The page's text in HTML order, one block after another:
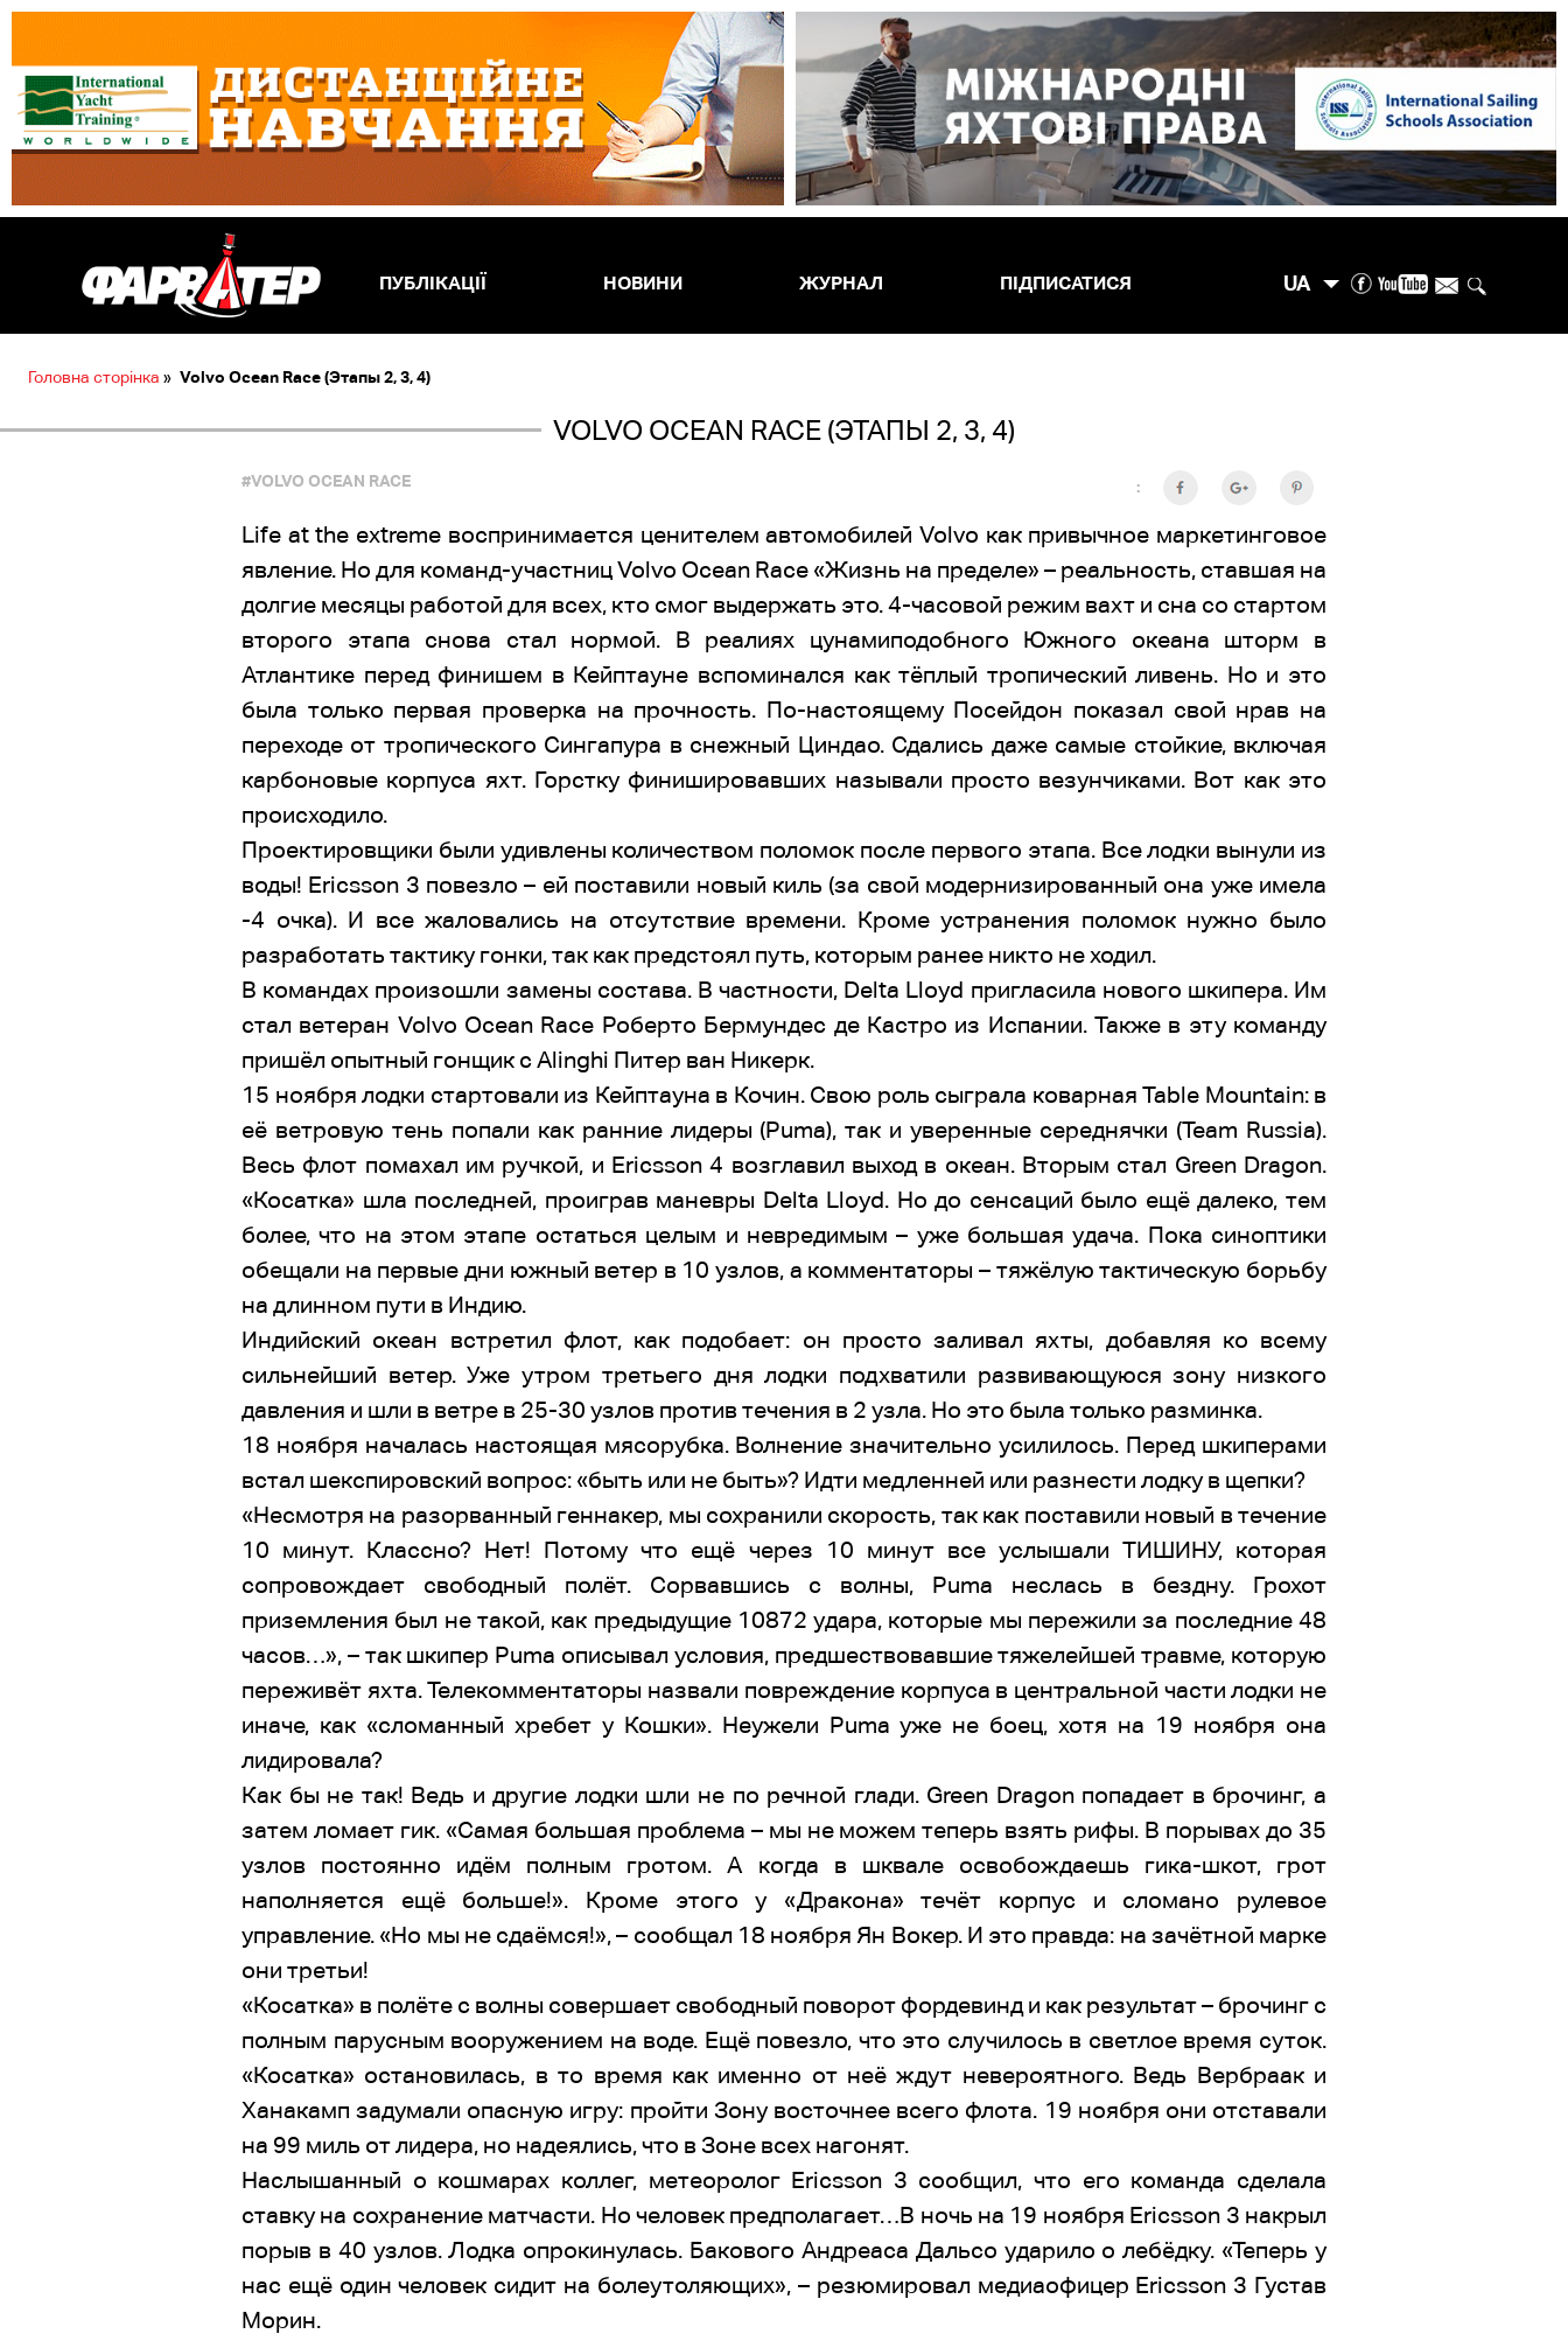
ПУБЛІКАЦІЇ НОВИНИ ЖУРНАЛ ПІДПИСАТИСЯ UA
Головна сторінка » Volvo Ocean Race (Этапы 2, 3, 4)
VOLVO OCEAN RACE (ЭТАПЫ 2, 3, 4)
#VOLVO OCEAN RACE :
Life at the extreme воспринимается ценителем автомобилей Volvo как привычное маркетинговое
явление. Но для команд-участниц Volvo Ocean Race «Жизнь на пределе» – реальность, ставшая на
долгие месяцы работой для всех, кто смог выдержать это. 4-часовой режим вахт и сна со стартом
второго этапа снова стал нормой. В реалиях цунамиподобного Южного океана шторм в
Атлантике перед финишем в Кейптауне вспоминался как тёплый тропический ливень. Но и это
была только первая проверка на прочность. По-настоящему Посейдон показал свой нрав на
переходе от тропического Сингапура в снежный Циндао. Сдались даже самые стойкие, включая
карбоновые корпуса яхт. Горстку финишировавших называли просто везунчиками. Вот как это
происходило.
Проектировщики были удивлены количеством поломок после первого этапа. Все лодки вынули из
воды! Ericsson 3 повезло – ей поставили новый киль (за свой модернизированный она уже имела
-4 очка). И все жаловались на отсутствие времени. Кроме устранения поломок нужно было
разработать тактику гонки, так как предстоял путь, которым ранее никто не ходил.
В командах произошли замены состава. В частности, Delta Lloyd пригласила нового шкипера. Им
стал ветеран Volvo Ocean Race Роберто Бермундес де Кастро из Испании. Также в эту команду
пришёл опытный гонщик с Alinghi Питер ван Никерк.
15 ноября лодки стартовали из Кейптауна в Кочин. Свою роль сыграла коварная Table Mountain: в
её ветровую тень попали как ранние лидеры (Puma), так и уверенные середнячки (Team Russia).
Весь флот помахал им ручкой, и Ericsson 4 возглавил выход в океан. Вторым стал Green Dragon.
«Косатка» шла последней, проиграв маневры Delta Lloyd. Но до сенсаций было ещё далеко, тем
более, что на этом этапе остаться целым и невредимым – уже большая удача. Пока синоптики
обещали на первые дни южный ветер в 10 узлов, а комментаторы – тяжёлую тактическую борьбу
на длинном пути в Индию.
Индийский океан встретил флот, как подобает: он просто заливал яхты, добавляя ко всему
сильнейший ветер. Уже утром третьего дня лодки подхватили развивающуюся зону низкого
давления и шли в ветре в 25-30 узлов против течения в 2 узла. Но это была только разминка.
18 ноября началась настоящая мясорубка. Волнение значительно усилилось. Перед шкиперами
встал шекспировский вопрос: «быть или не быть»? Идти медленней или разнести лодку в щепки?
«Несмотря на разорванный геннакер, мы сохранили скорость, так как поставили новый в течение
10 минут. Классно? Нет! Потому что ещё через 10 минут все услышали ТИШИНУ, которая
сопровождает свободный полёт. Сорвавшись с волны, Puma неслась в бездну. Грохот
приземления был не такой, как предыдущие 10872 удара, которые мы пережили за последние 48
часов…», – так шкипер Puma описывал условия, предшествовавшие тяжелейшей травме, которую
переживёт яхта. Телекомментаторы назвали повреждение корпуса в центральной части лодки не
иначе, как «сломанный хребет у Кошки». Неужели Puma уже не боец, хотя на 19 ноября она
лидировала?
Как бы не так! Ведь и другие лодки шли не по речной глади. Green Dragon попадает в брочинг, а
затем ломает гик. «Самая большая проблема – мы не можем теперь взять рифы. В порывах до 35
узлов постоянно идём полным гротом. А когда в шквале освобождаешь гика-шкот, грот
наполняется ещё больше!». Кроме этого у «Дракона» течёт корпус и сломано рулевое
управление. «Но мы не сдаёмся!», – сообщал 18 ноября Ян Вокер. И это правда: на зачётной марке
они третьи!
«Косатка» в полёте с волны совершает свободный поворот фордевинд и как результат – брочинг с
полным парусным вооружением на воде. Ещё повезло, что это случилось в светлое время суток.
«Косатка» остановилась, в то время как именно от неё ждут невероятного. Ведь Вербраак и
Ханакамп задумали опасную игру: пройти Зону восточнее всего флота. 19 ноября они отставали
на 99 миль от лидера, но надеялись, что в Зоне всех нагонят.
Наслышанный о кошмарах коллег, метеоролог Ericsson 3 сообщил, что его команда сделала
ставку на сохранение матчасти. Но человек предполагает…В ночь на 19 ноября Ericsson 3 накрыл
порыв в 40 узлов. Лодка опрокинулась. Бакового Андреаса Дальсо ударило о лебёдку. «Теперь у
нас ещё один человек сидит на болеутоляющих», – резюмировал медиаофицер Ericsson 3 Густав
Морин.